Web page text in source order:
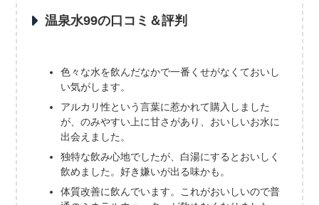
温泉水99の口コミ＆評判
色々な水を飲んだなかで一番くせがなくておいし
い気がします。
アルカリ性という言葉に惹かれて購入しました
が、のみやすい上に甘さがあり、おいしいお水に
出会えました。
独特な飲み心地でしたが、白湯にするとおいしく
飲めました。好き嫌いが出る味かも。
体質改善に飲んでいます。これがおいしいので普